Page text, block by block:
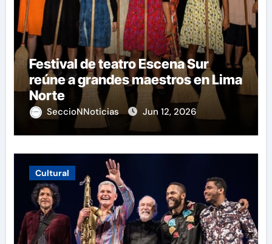
Festival de teatro Escena Sur
reúne a grandes maestros en Lima
Norte
SeccioNNoticias Jun 12, 2026
Cultural